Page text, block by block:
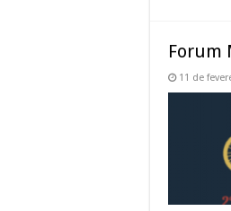
Forum
11 de